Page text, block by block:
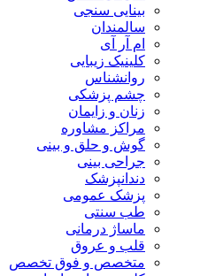
بینایی سنجی
سالمندان
ام آر آی
کلینیک زیبایی
روانشناس
چشم پزشکی
زنان و زایمان
مراکز مشاوره
گوش و حلق و بینی
جراحی بینی
دندانپزشک
پزشک عمومی
طب سنتی
ماساژ درمانی
قلب و عروق
متخصص و فوق تخصص